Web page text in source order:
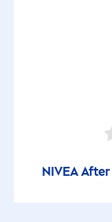
NIVEAAfter